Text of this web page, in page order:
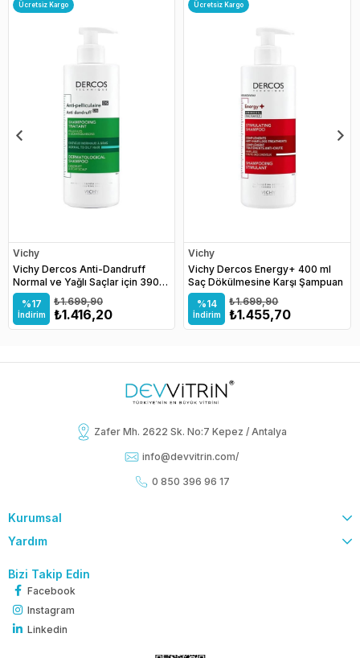
Vichy
Vichy Dercos Anti-Dandruff
Normal ve Yağlı Saçlar için 390
ml Kepek Şampuanı
%17
İndirim ₺1.416,20
₺1.699,90
Ücretsiz Kargo
Vichy
Vichy Dercos Energy+ 400 ml
Saç Dökülmesine Karşı Şampuan
%14
İndirim ₺1.455,70
₺1.699,90
Ücretsiz Kargo
Zafer Mh. 2622 Sk. No:7 Kepez / Antalya
info@devvitrin.com/
0 850 396 96 17
Kurumsal
Yardım
Bizi Takip Edin
Facebook
Instagram
Linkedin